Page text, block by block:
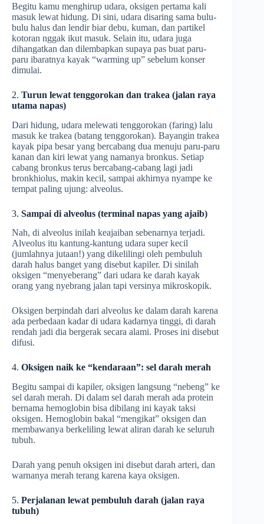
Begitu kamu menghirup udara, oksigen pertama kali
masuk lewat hidung. Di sini, udara disaring sama bulu-
bulu halus dan lendir biar debu, kuman, dan partikel
kotoran nggak ikut masuk. Selain itu, udara juga
dihangatkan dan dilembapkan supaya pas buat paru-
paru ibaratnya kayak “warming up” sebelum konser
dimulai.
2. Turun lewat tenggorokan dan trakea (jalan raya
utama napas)
Dari hidung, udara melewati tenggorokan (faring) lalu
masuk ke trakea (batang tenggorokan). Bayangin trakea
kayak pipa besar yang bercabang dua menuju paru-paru
kanan dan kiri lewat yang namanya bronkus. Setiap
cabang bronkus terus bercabang-cabang lagi jadi
bronkhiolus, makin kecil, sampai akhirnya nyampe ke
tempat paling ujung: alveolus.
3. Sampai di alveolus (terminal napas yang ajaib)
Nah, di alveolus inilah keajaiban sebenarnya terjadi.
Alveolus itu kantung-kantung udara super kecil
(jumlahnya jutaan!) yang dikelilingi oleh pembuluh
darah halus banget yang disebut kapiler. Di sinilah
oksigen “menyeberang” dari udara ke darah kayak
orang yang nyebrang jalan tapi versinya mikroskopik.
Oksigen berpindah dari alveolus ke dalam darah karena
ada perbedaan kadar di udara kadarnya tinggi, di darah
rendah jadi dia bergerak secara alami. Proses ini disebut
difusi.
4. Oksigen naik ke “kendaraan”: sel darah merah
Begitu sampai di kapiler, oksigen langsung “nebeng” ke
sel darah merah. Di dalam sel darah merah ada protein
bernama hemoglobin bisa dibilang ini kayak taksi
oksigen. Hemoglobin bakal “mengikat” oksigen dan
membawanya berkeliling lewat aliran darah ke seluruh
tubuh.
Darah yang penuh oksigen ini disebut darah arteri, dan
warnanya merah terang karena kaya oksigen.
5. Perjalanan lewat pembuluh darah (jalan raya
tubuh)